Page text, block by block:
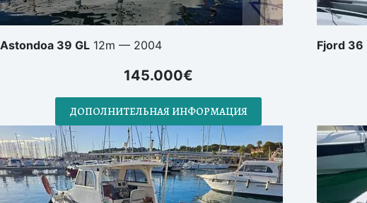
Astondoa 39 GL 12m — 2004
145.000€
ДОПОЛНИТЕЛЬНАЯ ИНФОРМАЦИЯ
Fjord 36